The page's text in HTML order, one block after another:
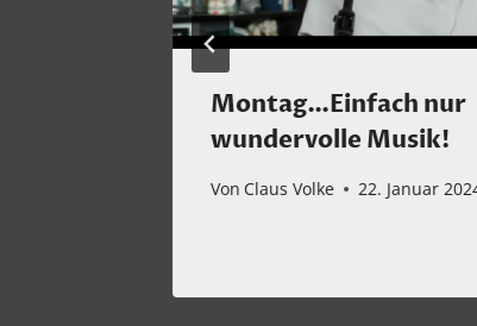
Montag…Einfach nur
wundervolle Musik!
Von Claus Volke 22. Januar